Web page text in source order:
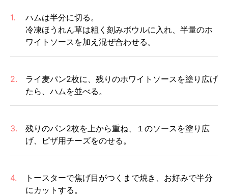
1.
ハムは半分に切る。
冷凍ほうれん草は粗く刻みボウルに入れ、半量のホ
ワイトソースを加え混ぜ合わせる。
2.
ライ麦パン2枚に、残りのホワイトソースを塗り広げ
たら、ハムを並べる。
3.
残りのパン2枚を上から重ね、１のソースを塗り広
げ、ピザ用チーズをのせる。
4.
トースターで焦げ目がつくまで焼き、お好みで半分
にカットする。